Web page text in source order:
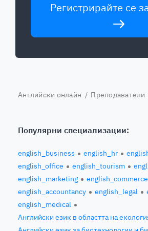
Регистрирайте се
Английски онлайн / Преподаватели
Популярни специализации:
english_business english_hr
english_office
english_tourism
english_marketing
english_commerce
english_accountancy
english_legal
english_medical
Английски език в областта на